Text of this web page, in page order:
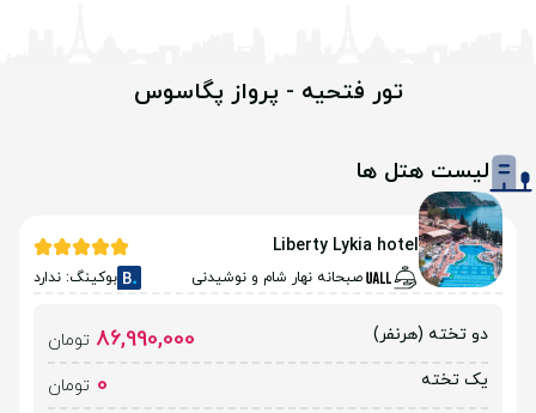
تور فتحیه - پرواز پگاسوس
لیست هتل ها
Liberty Lykia hotel
صبحانه نهار شام و نوشیدنی بوکینگ: ندارد
دو تخته (هرنفر) 86,990,000 تومان
یک تخته
0 تومان